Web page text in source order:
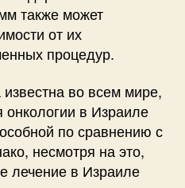
также может
от их
процедур.
во всем мире,
онкологии в Израиле
по сравнению с
несмотря на это,
лечение в Израиле